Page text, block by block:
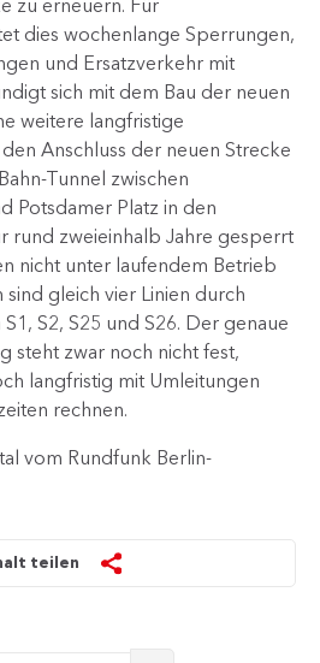
zu erneuern. Für
dies wochenlange Sperrungen,
und Ersatzverkehr mit
sich mit dem Bau der neuen
weitere langfristige
Anschluss der neuen Strecke
Tunnel zwischen
Potsdamer Platz in den
rund zweieinhalb Jahre gesperrt
nicht unter laufendem Betrieb
gleich vier Linien durch
S2, S25 und S26​. Der genaue
steht zwar noch nicht fest,
langfristig mit Umleitungen
rechnen.​
vom Rundfunk Berlin-
teilen